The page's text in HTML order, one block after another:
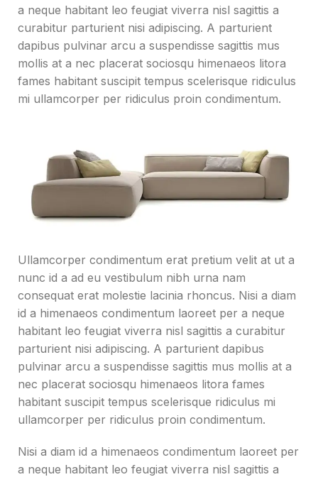
a neque habitant leo feugiat viverra nisl sagittis a
curabitur parturient nisi adipiscing. A parturient
dapibus pulvinar arcu a suspendisse sagittis mus
mollis at a nec placerat sociosqu himenaeos litora
fames habitant suscipit tempus scelerisque ridiculus
mi ullamcorper per ridiculus proin condimentum.
Ullamcorper condimentum erat pretium velit at ut a
nunc id a ad eu vestibulum nibh urna nam
consequat erat molestie lacinia rhoncus. Nisi a diam
id a himenaeos condimentum laoreet per a neque
habitant leo feugiat viverra nisl sagittis a curabitur
parturient nisi adipiscing. A parturient dapibus
pulvinar arcu a suspendisse sagittis mus mollis at a
nec placerat sociosqu himenaeos litora fames
habitant suscipit tempus scelerisque ridiculus mi
ullamcorper per ridiculus proin condimentum.
Nisi a diam id a himenaeos condimentum laoreet per
a neque habitant leo feugiat viverra nisl sagittis a